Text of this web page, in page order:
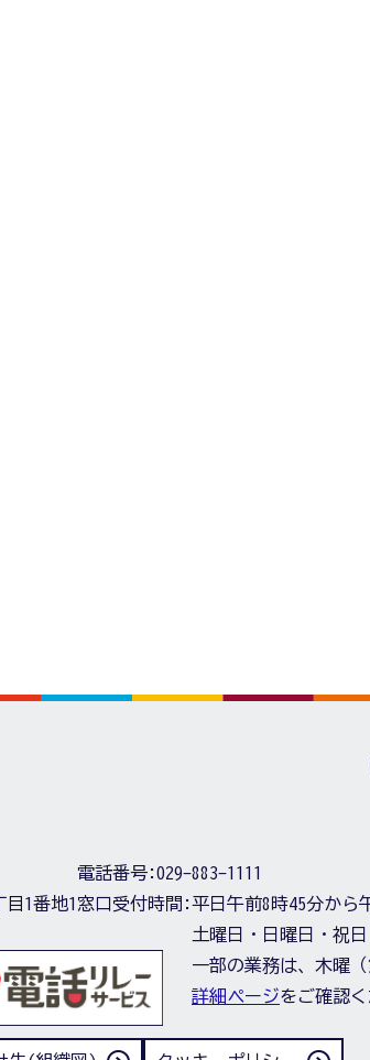
1番地1
電話番号:029-883-1111
窓口受付時間:平日午前8時45分から
土曜日・日曜日・祝
一部の業務は、木曜
詳細ページをご確認く